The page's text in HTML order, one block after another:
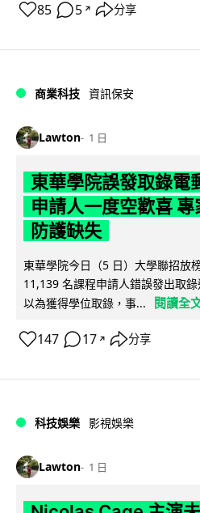
85 5 ↗ 分享
商業科技 資訊保安
Lawton 1 日
東華學院誤發取錄電
申請人一度空歡喜
防護缺失
東華學院今日（5 日）大學聯招放
11,139 名課程申請人錯誤發出取
以為獲得學位取錄，事...
閱讀全
147 17 ↗ 分享
科技娛樂 影視娛樂
Lawton 1 日